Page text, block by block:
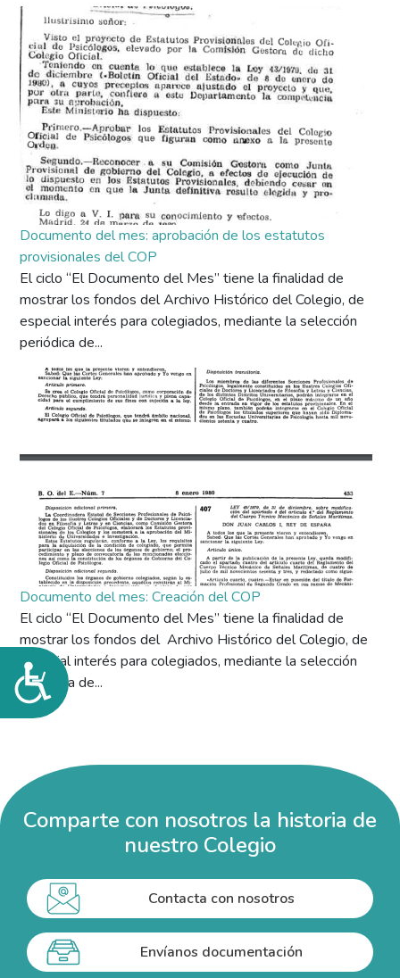
Accesibilidad
Documento del mes: aprobación de los estatutos
provisionales del COP
El ciclo “El Documento del Mes” tiene la finalidad de
mostrar los fondos del Archivo Histórico del Colegio, de
especial interés para colegiados, mediante la selección
periódica de...
Documento del mes: Creación del COP
El ciclo “El Documento del Mes” tiene la finalidad de
mostrar los fondos del Archivo Histórico del Colegio, de
especial interés para colegiados, mediante la selección
periódica de...
Comparte con nosotros la historia de
nuestro Colegio
Contacta con nosotros
Envíanos documentación